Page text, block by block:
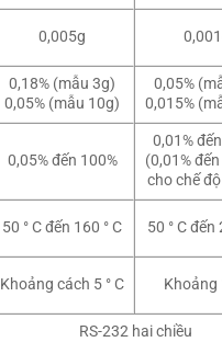
0,005g
0,18% (mẫu 3g)
0,05% (mẫu 10g)
0,05%
0,015%
0,05% đến 100%
0,01%
(0,01%
cho chế
50 ° C đến 160 ° C 50 ° C đến
Khoảng cách 5 ° C Khoảng
RS-232 hai chiều